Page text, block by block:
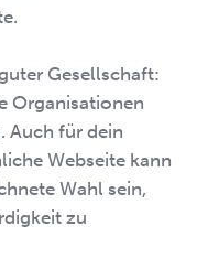
Gesellschaft:
Organisationen
Auch für dein
Webseite kann
Wahl sein,
zu